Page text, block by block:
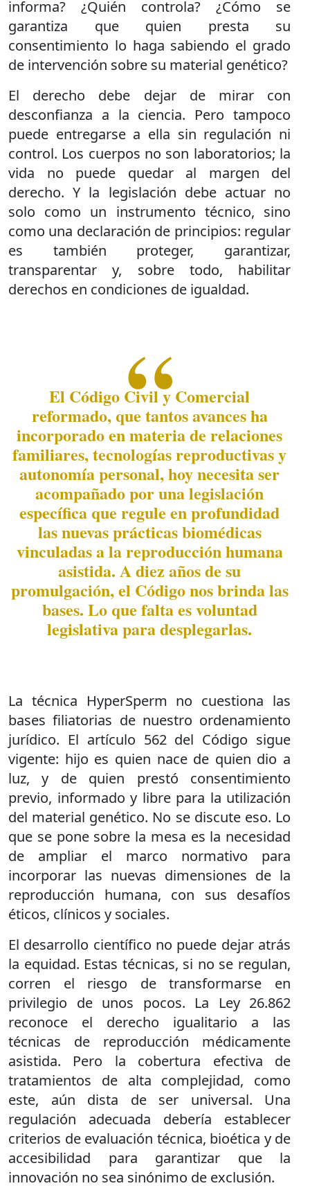
informa? ¿Quién controla? ¿Cómo se
garantiza que quien presta su
consentimiento lo haga sabiendo el grado
de intervención sobre su material genético?
El derecho debe dejar de mirar con
desconfianza a la ciencia. Pero tampoco
puede entregarse a ella sin regulación ni
control. Los cuerpos no son laboratorios; la
vida no puede quedar al margen del
derecho. Y la legislación debe actuar no
solo como un instrumento técnico, sino
como una declaración de principios: regular
es también proteger, garantizar,
transparentar y, sobre todo, habilitar
derechos en condiciones de igualdad.
El Código Civil y Comercial
reformado, que tantos avances ha
incorporado en materia de relaciones
familiares, tecnologías reproductivas y
autonomía personal, hoy necesita ser
acompañado por una legislación
específica que regule en profundidad
las nuevas prácticas biomédicas
vinculadas a la reproducción humana
asistida. A diez años de su
promulgación, el Código nos brinda las
bases. Lo que falta es voluntad
legislativa para desplegarlas.
La técnica HyperSperm no cuestiona las
bases filiatorias de nuestro ordenamiento
jurídico. El artículo 562 del Código sigue
vigente: hijo es quien nace de quien dio a
luz, y de quien prestó consentimiento
previo, informado y libre para la utilización
del material genético. No se discute eso. Lo
que se pone sobre la mesa es la necesidad
de ampliar el marco normativo para
incorporar las nuevas dimensiones de la
reproducción humana, con sus desafíos
éticos, clínicos y sociales.
El desarrollo científico no puede dejar atrás
la equidad. Estas técnicas, si no se regulan,
corren el riesgo de transformarse en
privilegio de unos pocos. La Ley 26.862
reconoce el derecho igualitario a las
técnicas de reproducción médicamente
asistida. Pero la cobertura efectiva de
tratamientos de alta complejidad, como
este, aún dista de ser universal. Una
regulación adecuada debería establecer
criterios de evaluación técnica, bioética y de
accesibilidad para garantizar que la
innovación no sea sinónimo de exclusión.